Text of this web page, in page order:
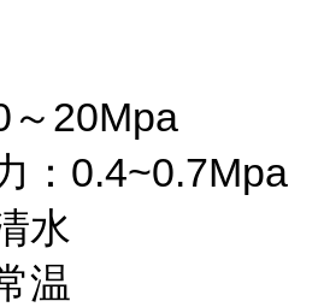
20Mpa
：0.4~0.7Mpa
水
温